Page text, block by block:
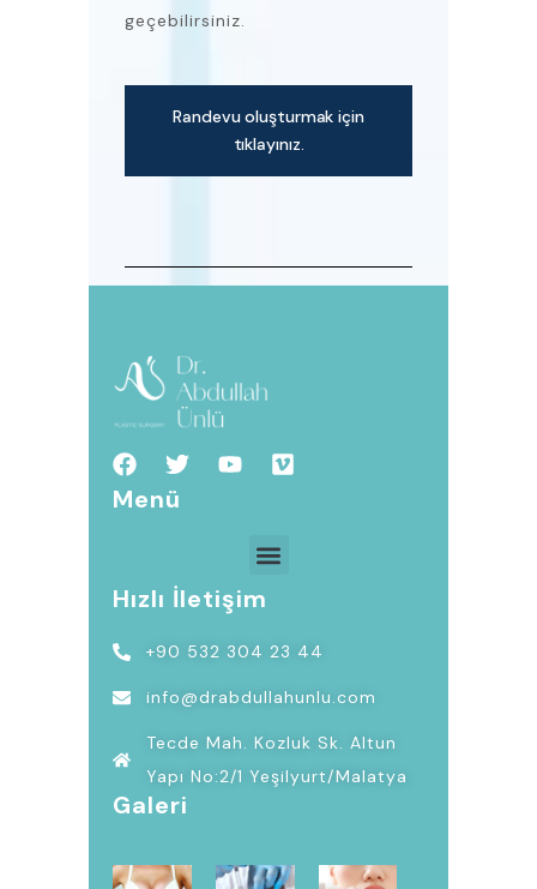
geçebilirsiniz.
Randevu oluşturmak için
tıklayınız.
Menü
Hızlı İletişim
+90 532 304 23 44
info@drabdullahunlu.com
Tecde Mah. Kozluk Sk. Altun
Yapı No:2/1 Yeşilyurt/Malatya
Galeri